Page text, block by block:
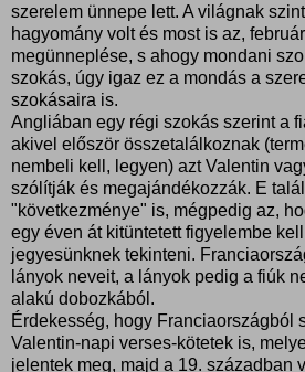
szerelem ünnepe lett. A világnak
hagyomány volt és most is az,
megünneplése, s ahogy mondani
szokás, úgy igaz ez a mondás a
szokásaira is.
Angliában egy régi szokás szerint a
akivel először összetalálkoznak
nembeli kell, legyen) azt Valentin
szólítják és megajándékozzák. E
"következménye" is, mégpedig az,
egy éven át kitüntetett figyelembe
jegyesünknek tekinteni.
lányok neveit, a lányok pedig a fiúk
alakú dobozkából.
Érdekesség, hogy Franciaországból
Valentin-napi verses-kötetek is,
jelentek meg, majd a 19. században